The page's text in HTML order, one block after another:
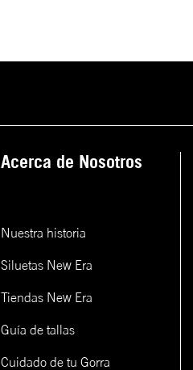
Acerca de Nosotros
Nuestra historia
Siluetas New Era
Tiendas New Era
Guía de tallas
Cuidado de tu Gorra